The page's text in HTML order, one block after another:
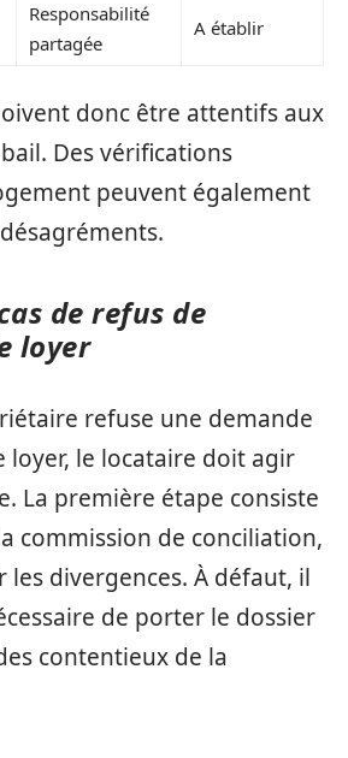
Responsabilité
partagée
A établir
donc être attentifs aux
Des vérifications
peuvent également
de refus de
loyer
refuse une demande
loyer, le locataire doit agir
La première étape consiste
commission de conciliation,
divergences. À défaut, il
de porter le dossier
contentieux de la